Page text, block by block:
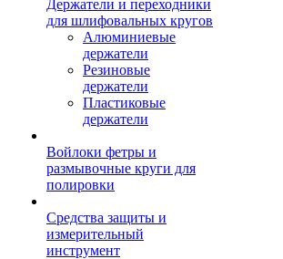
Держатели и переходники
для шлифовальных кругов
Алюминиевые
держатели
Резиновые
держатели
Пластиковые
держатели
Войлоки фетры и
размывочные круги для
полировки
Средства защиты и
измерительный
инструмент